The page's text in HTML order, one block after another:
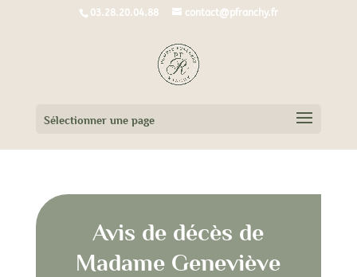
03.28.20.04.88 contact@pfranchy.fr
Sélectionner une page
Avis de décès de
Madame Geneviève